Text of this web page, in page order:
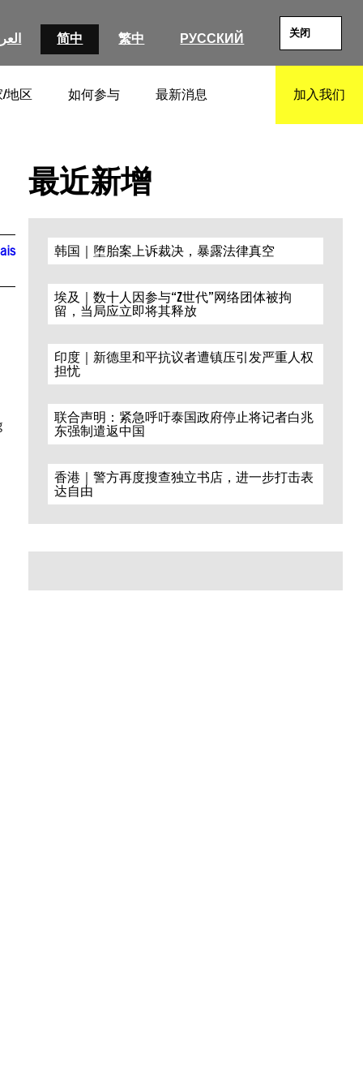
简中 繁中 РУССКИЙ 关闭
/地区 如何参与 最新消息 加入我们
最近新增
韩国｜堕胎案上诉裁决，暴露法律真空
埃及｜数十人因参与“Z世代”网络团体被拘
留，当局应立即将其释放
印度｜新德里和平抗议者遭镇压引发严重人权
担忧
联合声明：紧急呼吁泰国政府停止将记者白兆
东强制遣返中国
香港｜警方再度搜查独立书店，进一步打击表
达自由